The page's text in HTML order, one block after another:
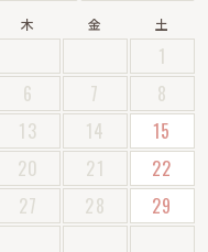
木 金 土
1
6 7
8
13 14
15
20 21
22
27 28
29